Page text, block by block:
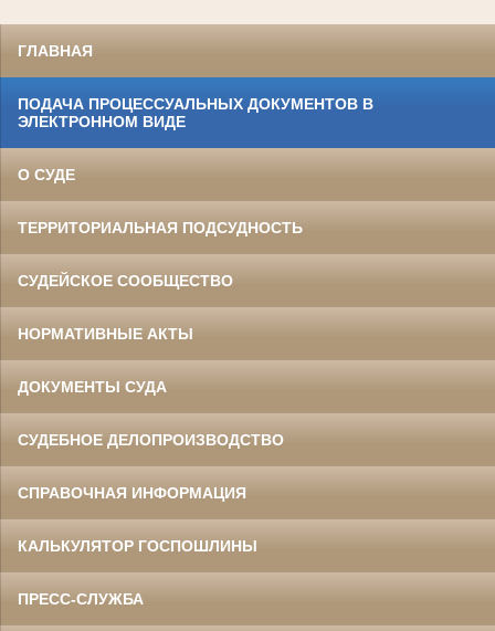
ГЛАВНАЯ
ПОДАЧА ПРОЦЕССУАЛЬНЫХ ДОКУМЕНТОВ В
ЭЛЕКТРОННОМ ВИДЕ
О СУДЕ
ТЕРРИТОРИАЛЬНАЯ ПОДСУДНОСТЬ
СУДЕЙСКОЕ СООБЩЕСТВО
НОРМАТИВНЫЕ АКТЫ
ДОКУМЕНТЫ СУДА
СУДЕБНОЕ ДЕЛОПРОИЗВОДСТВО
СПРАВОЧНАЯ ИНФОРМАЦИЯ
КАЛЬКУЛЯТОР ГОСПОШЛИНЫ
ПРЕСС-СЛУЖБА